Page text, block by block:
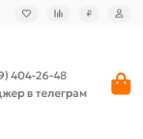
₽
404-26-48
в телеграм